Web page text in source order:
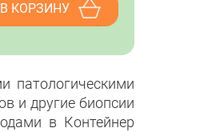
В КОРЗИНУ
патологическими
и другие биопсии
в Контейнер